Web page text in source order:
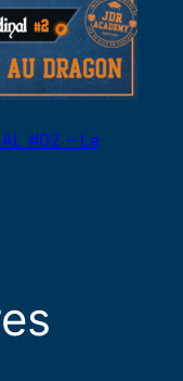
#02 – Le